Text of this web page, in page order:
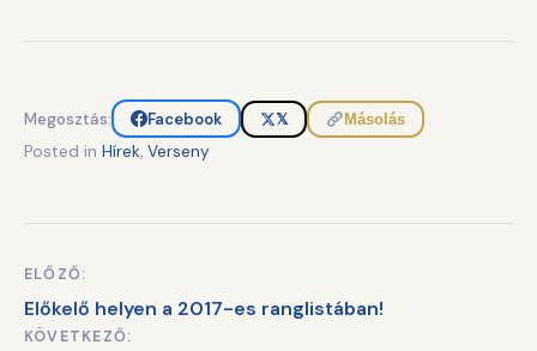
Megosztás: Facebook 𝕏 Másolás
Posted in Hírek, Verseny
Bejegyzés
navigáció
ELŐZŐ:
Előkelő helyen a 2017-es ranglistában!
KÖVETKEZŐ: